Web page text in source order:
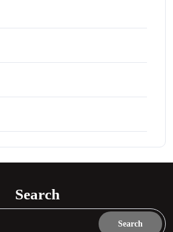
Search